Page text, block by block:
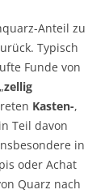
Anteil zu
Typisch
Funde von
zellig
Kasten-,
Teil davon
in
oder Achat
Quarz nach